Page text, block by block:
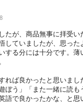
たが、商品無事に拝受い
していましたが、思った
する分には十分です。薄
れば良かったと思いまし
ぼう」「また一緒に読も
語で良かったかな、と思